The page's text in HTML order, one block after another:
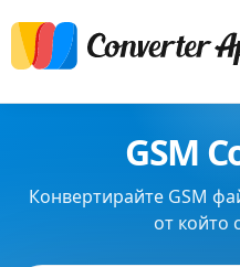
GSM
Конвертирайте GSM
от който